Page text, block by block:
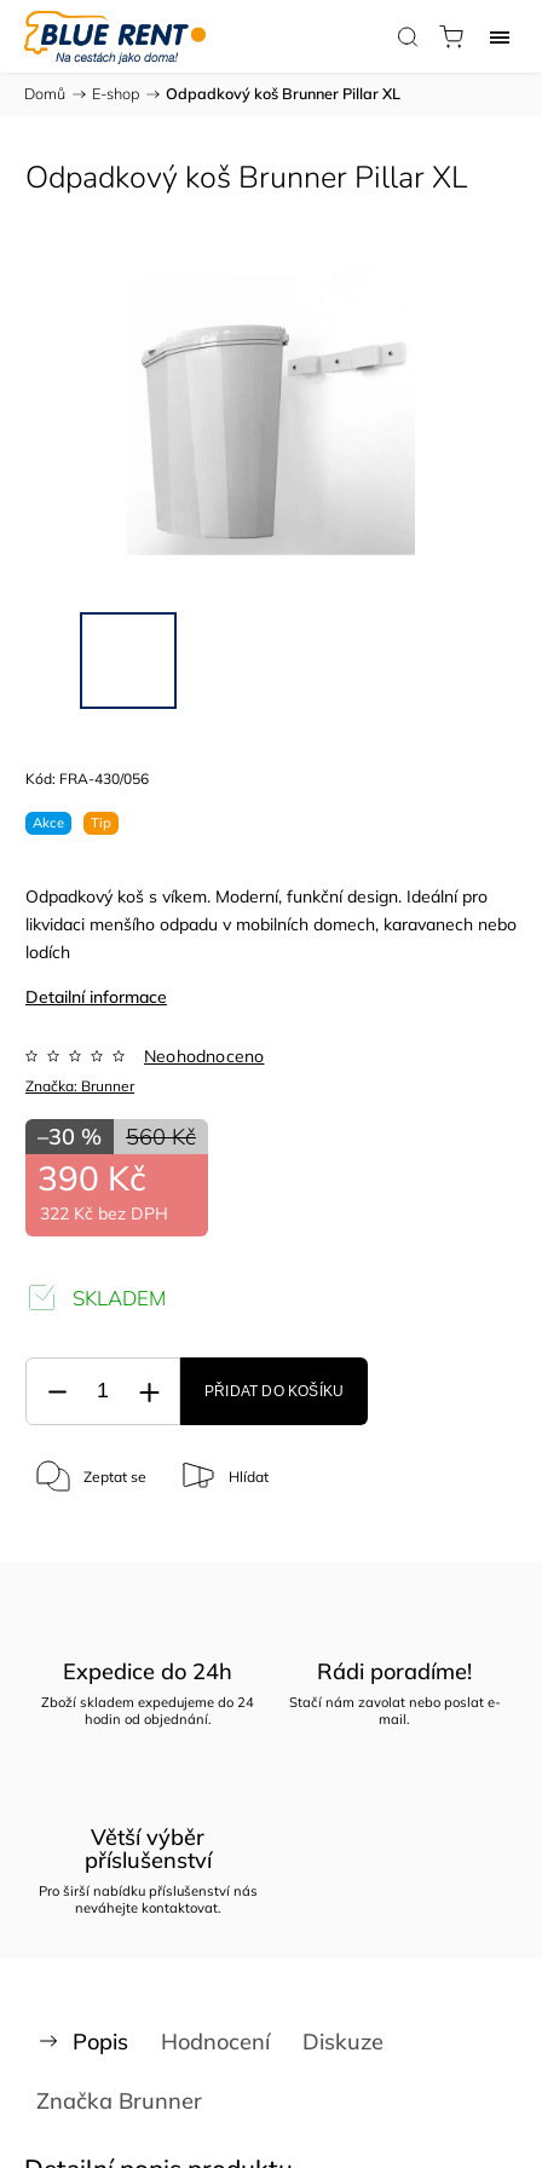
Domů / E-shop / Odpadkový koš Brunner Pillar XL
Odpadkový koš Brunner Pillar XL
Kód: FRA-430/056
Akce Tip
Odpadkový koš s víkem. Moderní, funkční design. Ideální pro
likvidaci menšího odpadu v mobilních domech, karavanech nebo
lodích
Detailní informace
Značka: Brunner
Neohodnoceno
560 Kč
–30 %
390 Kč
322 Kč bez DPH
SKLADEM
PŘIDAT DO KOŠÍKU
Zeptat se Hlídat
Expedice do 24h
Zboží skladem expedujeme do 24
hodin od objednání.
Rádi poradíme!
Stačí nám zavolat nebo poslat e-
mail.
Větší výběr
příslušenství
Pro širší nabídku příslušenství nás
neváhejte kontaktovat.
Popis Hodnocení Diskuze
Značka Brunner